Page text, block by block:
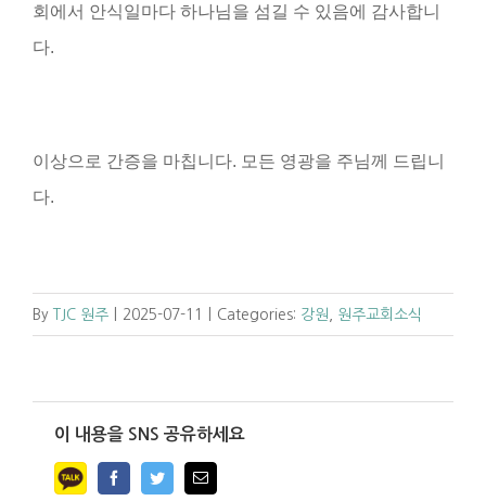
회에서 안식일마다 하나님을 섬길 수 있음에 감사합니
다.
이상으로 간증을 마칩니다. 모든 영광을 주님께 드립니
다.
By TJC 원주 2025-07-11 Categories: 강원 원주교회소식
이 내용을 SNS 공유하세요
FacebookTwitterEmail